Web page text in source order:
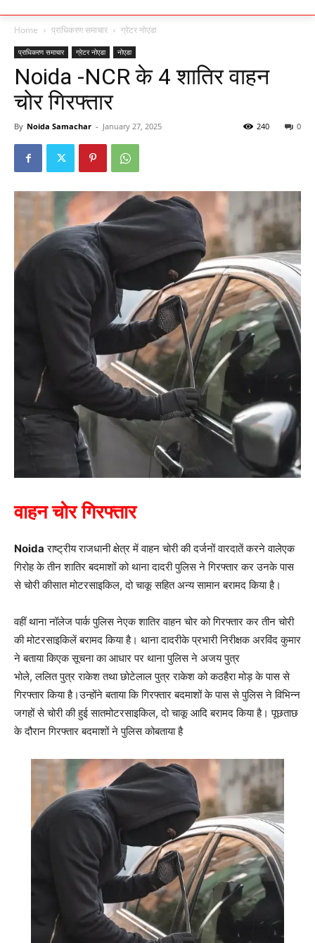
Home प्राधिकरण समाचार ग्रेटर नोएडा
प्राधिकरण समाचार ग्रेटर नोएडा नोएडा
Noida -NCR के 4 शातिर वाहन
चोर गिरफ्तार
By Noida Samachar - January 27, 2025 0
240
वाहन चोर गिरफ्तार
Noida राष्ट्रीय राजधानी क्षेत्र में वाहन चोरी की दर्जनों वारदातें करने वालेएक
गिरोह के तीन शातिर बदमाशों को थाना दादरी पुलिस ने गिरफ्तार कर उनके पास
से चोरी कीसात मोटरसाइकिल, दो चाकू सहित अन्य सामान बरामद किया है।
वहीं थाना नॉलेज पार्क पुलिस नेएक शातिर वाहन चोर को गिरफ्तार कर तीन चोरी
की मोटरसाइकिलें बरामद किया है। थाना दादरीके प्रभारी निरीक्षक अरविंद कुमार
ने बताया किएक सूचना का आधार पर थाना पुलिस ने अजय पुत्र
भोले, ललित पुत्र राकेश तथा छोटेलाल पुत्र राकेश को कठहैरा मोड़ के पास से
गिरफ्तार किया है।उन्होंने बताया कि गिरफ्तार बदमाशों के पास से पुलिस ने विभिन्न
जगहों से चोरी की हुई सातमोटरसाइकिल, दो चाकू आदि बरामद किया है। पूछताछ
के दौरान गिरफ्तार बदमाशों ने पुलिस कोबताया है